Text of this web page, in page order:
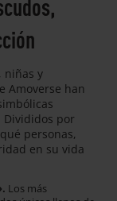
niñas y
Amoverse han
Divididos por
personas,
en su vida
Los más